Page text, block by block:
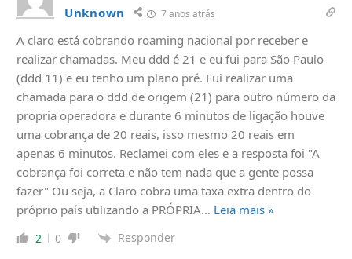
Unknown 7 anos atrás
A claro está cobrando roaming nacional por receber e
realizar chamadas. Meu ddd é 21 e eu fui para São Paulo
(ddd 11) e eu tenho um plano pré. Fui realizar uma
chamada para o ddd de origem (21) para outro número da
propria operadora e durante 6 minutos de ligação houve
uma cobrança de 20 reais, isso mesmo 20 reais em
apenas 6 minutos. Reclamei com eles e a resposta foi "A
cobrança foi correta e não tem nada que a gente possa
fazer" Ou seja, a Claro cobra uma taxa extra dentro do
próprio país utilizando a PRÓPRIA… Leia mais »
2 0 Responder